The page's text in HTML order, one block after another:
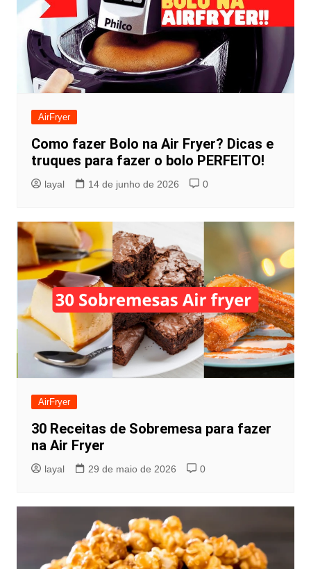
AirFryer
Como fazer Bolo na Air Fryer? Dicas e
truques para fazer o bolo PERFEITO!
layal 14 de junho de 2026 0
AirFryer
30 Receitas de Sobremesa para fazer
na Air Fryer
layal 29 de maio de 2026 0